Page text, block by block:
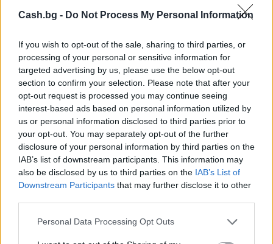
Cash.bg - Do Not Process My Personal Information
If you wish to opt-out of the sale, sharing to third parties, or
processing of your personal or sensitive information for
targeted advertising by us, please use the below opt-out
section to confirm your selection. Please note that after your
opt-out request is processed you may continue seeing
interest-based ads based on personal information utilized by
us or personal information disclosed to third parties prior to
your opt-out. You may separately opt-out of the further
disclosure of your personal information by third parties on the
IAB’s list of downstream participants. This information may
also be disclosed by us to third parties on the IAB’s List of
Downstream Participants that may further disclose it to other
Personal Data Processing Opt Outs
Китай посреща Лунната Нова
година с нови модели с изкуствен
интелект